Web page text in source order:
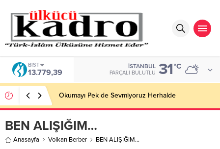
BIST
13.779,39
İSTANBUL
PARÇALI BULUTLU 31°C
Okumayı Pek de Sevmiyoruz Herhalde
BEN ALIŞIĞIM…
Anasayfa Volkan Berber BEN ALIŞIĞIM…